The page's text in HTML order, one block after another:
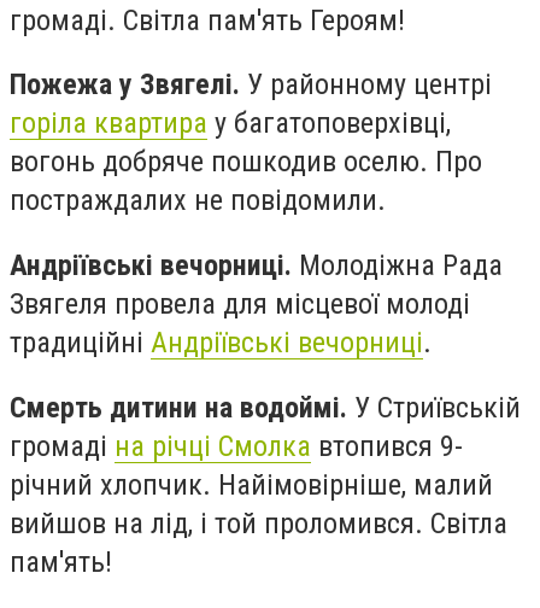
громаді. Світла пам'ять Героям!
Пожежа у Звягелі. У районному центрі
горіла квартира у багатоповерхівці,
вогонь добряче пошкодив оселю. Про
постраждалих не повідомили.
Андріївські вечорниці. Молодіжна Рада
Звягеля провела для місцевої молоді
традиційні Андріївські вечорниці.
Смерть дитини на водоймі. У Стриївській
громаді на річці Смолка втопився 9-
річний хлопчик. Найімовірніше, малий
вийшов на лід, і той проломився. Світла
пам'ять!